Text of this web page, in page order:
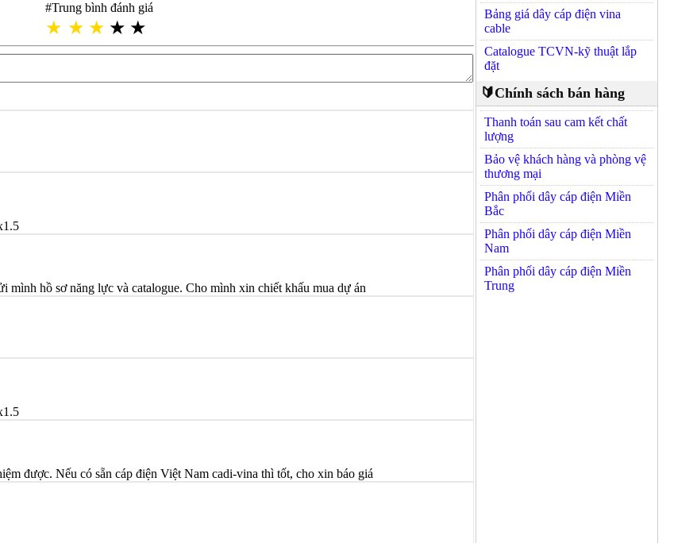
#Trung bình đánh giá
★ ★ ★ ★ ★
hồ sơ năng lực và catalogue. Cho mình xin chiết khấu mua dự án
được. Nếu có sẵn cáp điện Việt Nam cadi-vina thì tốt, cho xin báo giá
Bảng giá dây cáp điện vina
cable
Catalogue TCVN-kỹ thuật lắp
đặt
🔰Chính sách bán hàng
Thanh toán sau cam kết chất
lượng
Bảo vệ khách hàng và phòng vệ
thương mại
Phân phối dây cáp điện Miền
Bắc
Phân phối dây cáp điện Miền
Nam
Phân phối dây cáp điện Miền
Trung